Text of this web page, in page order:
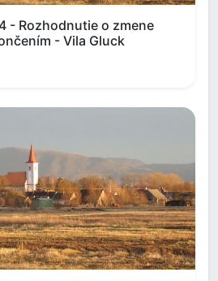
- Rozhodnutie o zmene
- Vila Gluck